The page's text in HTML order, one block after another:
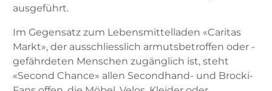
ausgeführt.
Im Gegensatz zum Lebensmittelladen «Caritas
Markt», der ausschliesslich armutsbetroffen oder -
gefährdeten Menschen zugänglich ist, steht
«Second Chance» allen Secondhand- und Brocki-